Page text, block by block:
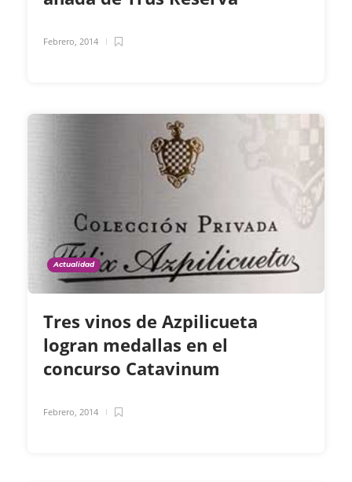
Febrero, 2014
Actualidad
Tres vinos de Azpilicueta
logran medallas en el
concurso Catavinum
Febrero, 2014